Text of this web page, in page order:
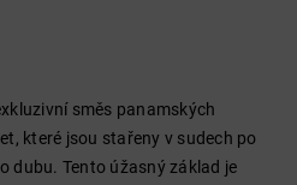
směs panamských
které jsou stařeny v sudech po
dubu. Tento úžasný základ je